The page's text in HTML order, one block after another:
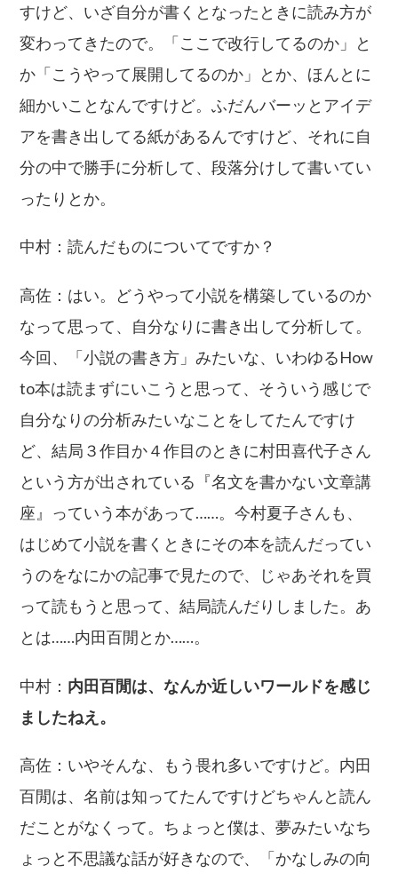
すけど、いざ自分が書くとなったときに読み方が
変わってきたので。「ここで改行してるのか」と
か「こうやって展開してるのか」とか、ほんとに
細かいことなんですけど。ふだんバーッとアイデ
アを書き出してる紙があるんですけど、それに自
分の中で勝手に分析して、段落分けして書いてい
ったりとか。
中村：読んだものについてですか？
高佐：はい。どうやって小説を構築しているのか
なって思って、自分なりに書き出して分析して。
今回、「小説の書き方」みたいな、いわゆるHow
to本は読まずにいこうと思って、そういう感じで
自分なりの分析みたいなことをしてたんですけ
ど、結局３作目か４作目のときに村田喜代子さん
という方が出されている『名文を書かない文章講
座』っていう本があって……。今村夏子さんも、
はじめて小説を書くときにその本を読んだってい
うのをなにかの記事で見たので、じゃあそれを買
って読もうと思って、結局読んだりしました。あ
とは……内田百閒とか……。
中村： 内田百閒は、なんか近しいワールドを感じ
ましたねえ。
高佐：いやそんな、もう畏れ多いですけど。内田
百閒は、名前は知ってたんですけどちゃんと読ん
だことがなくって。ちょっと僕は、夢みたいなち
ょっと不思議な話が好きなので、「かなしみの向